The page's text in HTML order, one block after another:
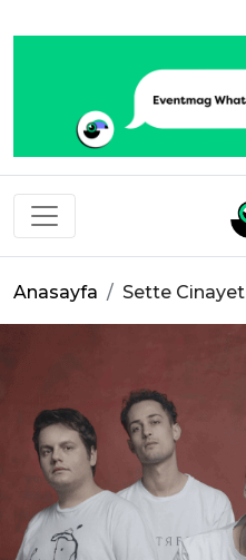
Eventmag
Anasayfa Sette Cinayet